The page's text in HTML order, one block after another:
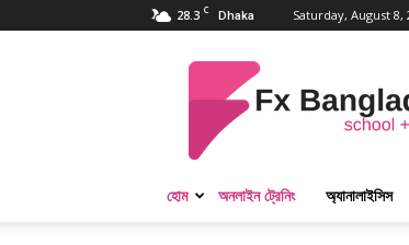
28.3 C Dhaka Saturday, August 8,
হোম অনলাইন ট্রেনিং অ্যানালাইসিস